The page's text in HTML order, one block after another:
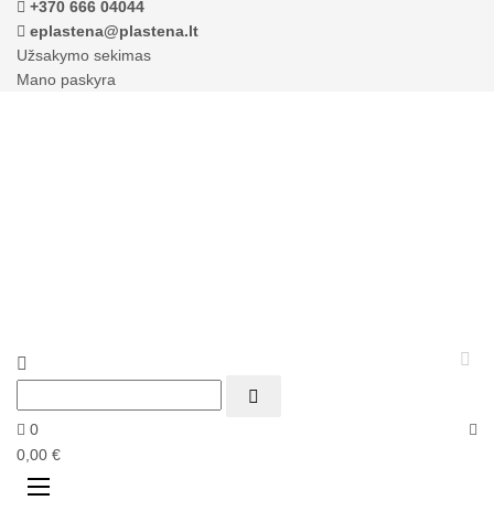
+370 666 04044
eplastena@plastena.lt
Užsakymo sekimas
Mano paskyra



0
0,00 €
Perjungti
☰